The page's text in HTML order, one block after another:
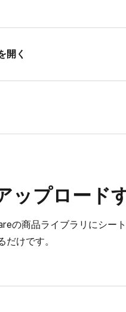
開く
ップロード
の​商品ライブラリに​シー
だけです。